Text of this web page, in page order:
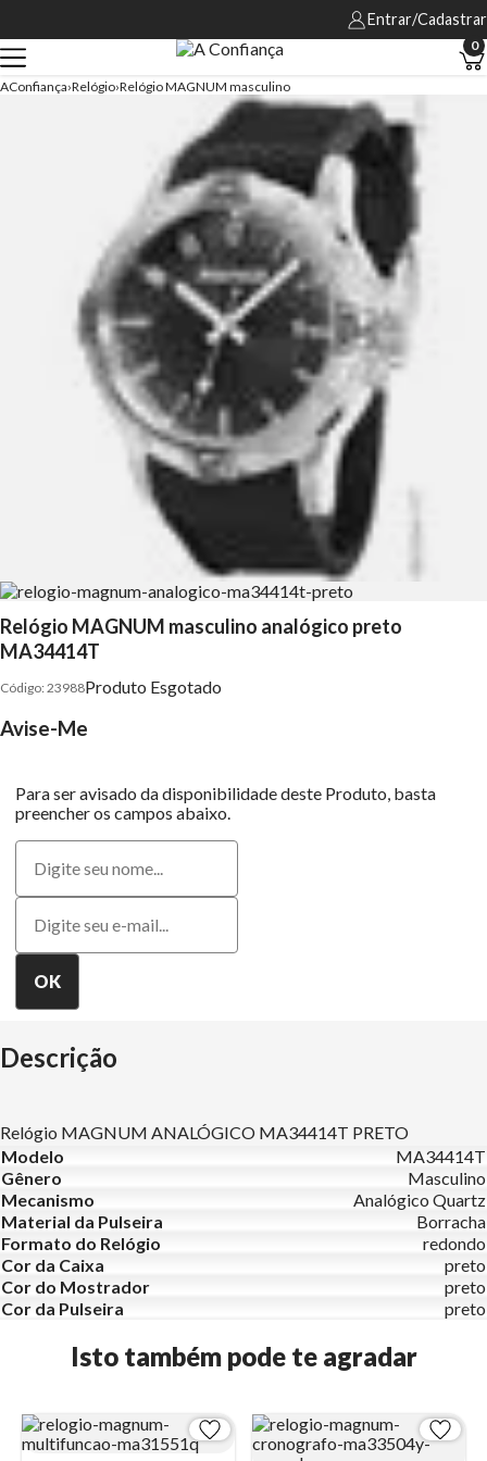
Entrar/Cadastrar
0
AConfiança Relógio Relógio MAGNUM masculino
Relógio MAGNUM masculino analógico preto
MA34414T
23988Produto Esgotado
Avise-Me
Para ser avisado da disponibilidade deste Produto, basta
preencher os campos abaixo.
Descrição
Relógio MAGNUM ANALÓGICO MA34414T PRETO
Modelo
MA34414T
Gênero
Masculino
Mecanismo
Analógico Quartz
Material da Pulseira
Borracha
Formato do Relógio
redondo
Cor da Caixa
preto
Cor do Mostrador
preto
Cor da Pulseira
preto
Isto também pode te agradar